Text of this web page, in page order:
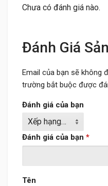
Chưa có đánh giá nào.
Đánh Giá
Email của bạn sẽ không
trường bắt buộc được
Đánh giá của bạn
Đánh giá của bạn *
Tên